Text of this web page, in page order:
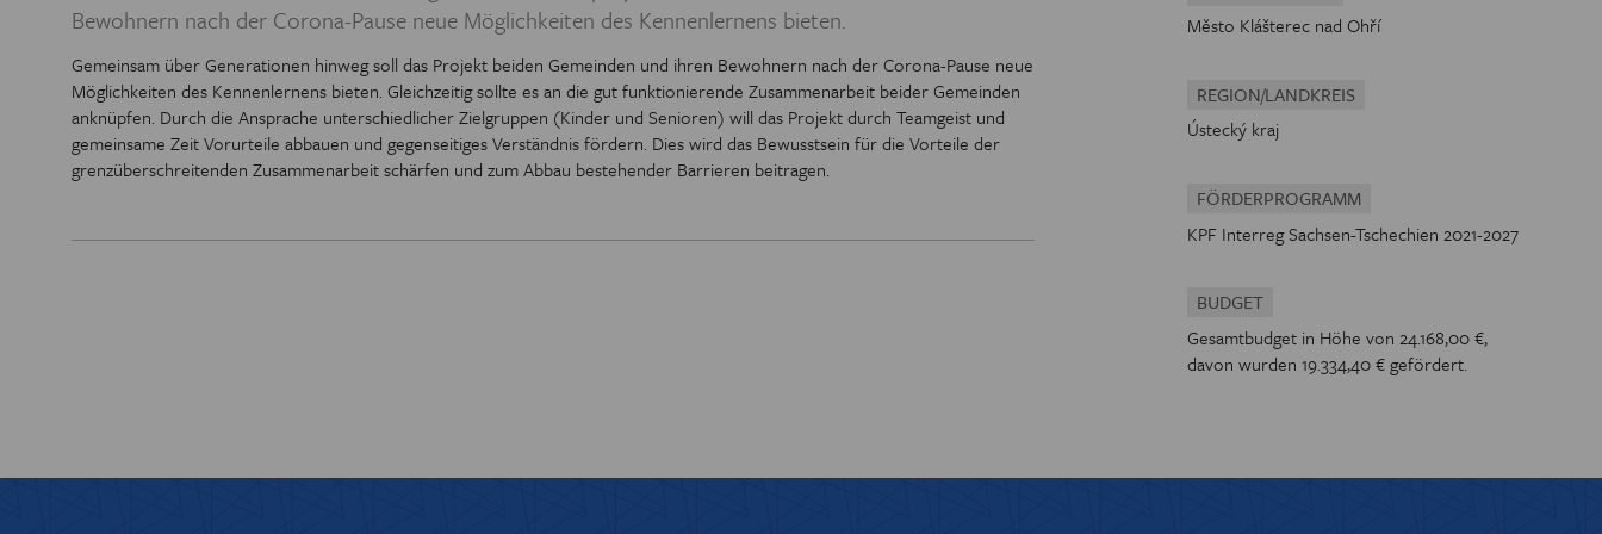
PREIS DER EUROREGION
BIBLIOTHEK
Bewohnern nach der Corona-Pause neue Möglichkeiten des Kennenlernens bieten.
Gemeinsam über Generationen hinweg soll das Projekt beiden Gemeinden und ihren Bewohnern nach der Corona-Pause neue
Möglichkeiten des Kennenlernens bieten. Gleichzeitig sollte es an die gut funktionierende Zusammenarbeit beider Gemeinden
anknüpfen. Durch die Ansprache unterschiedlicher Zielgruppen (Kinder und Senioren) will das Projekt durch Teamgeist und
gemeinsame Zeit Vorurteile abbauen und gegenseitiges Verständnis fördern. Dies wird das Bewusstsein für die Vorteile der
grenzüberschreitenden Zusammenarbeit schärfen und zum Abbau bestehender Barrieren beitragen.
Město Klášterec nad Ohří
REGION/LANDKREIS
Ústecký kraj
FÖRDERPROGRAMM
KPF Interreg Sachsen-Tschechien 2021-2027
BUDGET
Gesamtbudget in Höhe von 24.168,00 €,
davon wurden 19.334,40 € gefördert.